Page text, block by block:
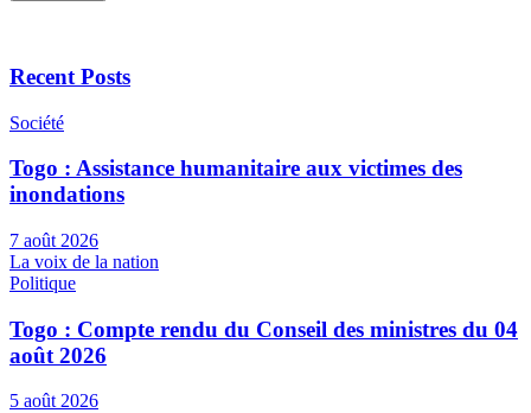
Recent Posts
Société
Togo : Assistance humanitaire aux victimes des
inondations
7 août 2026
La voix de la nation
Politique
Togo : Compte rendu du Conseil des ministres du 04
août 2026
5 août 2026